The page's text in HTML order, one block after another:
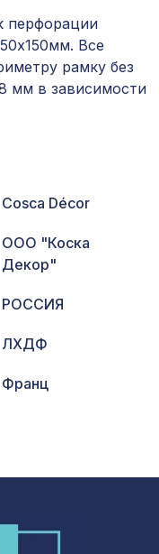
1850х30х7
2372 ₽
белый
перфорации
Все
рамку без
мм в зависимости
Cosca Décor
ООО "Коска
Декор"
РОССИЯ
ЛХДФ
Франц